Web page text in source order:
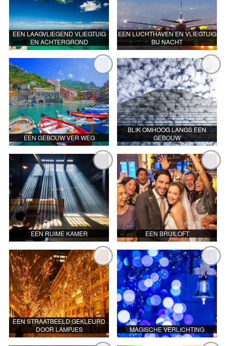
EEN LAAGVLIEGEND VLIEGTUIG
EN ACHTERGROND
EEN LUCHTHAVEN EN VLIEGTUIG
BIJ NACHT
EEN GEBOUW VER WEG
BLIK OMHOOG LANGS EEN
GEBOUW
EEN RUIME KAMER EEN BRUILOFT
EEN STRAATBEELD GEKLEURD
DOOR LAMPJES
MAGISCHE VERLICHTING